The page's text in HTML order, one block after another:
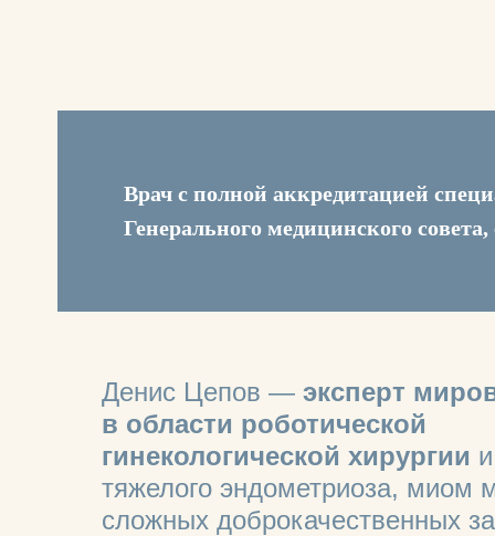
Врач с полной аккредитацией
Генерального медицинского
Денис Цепов — эксперт
в области роботической
гинекологической хирургии
тяжелого эндометриоза, миом
сложных доброкачественных